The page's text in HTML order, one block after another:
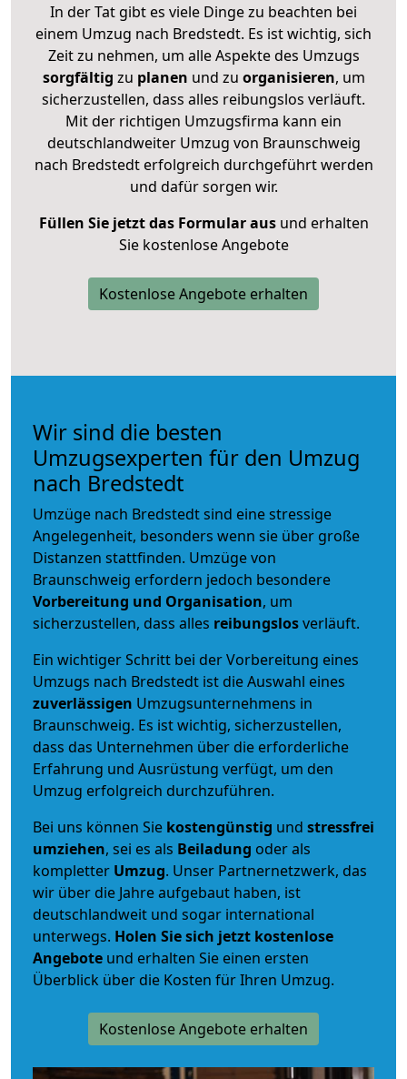
In der Tat gibt es viele Dinge zu beachten bei
einem Umzug nach Bredstedt. Es ist wichtig, sich
Zeit zu nehmen, um alle Aspekte des Umzugs
sorgfältig zu planen und zu organisieren, um
sicherzustellen, dass alles reibungslos verläuft.
Mit der richtigen Umzugsfirma kann ein
deutschlandweiter Umzug von Braunschweig
nach Bredstedt erfolgreich durchgeführt werden
und dafür sorgen wir.
Füllen Sie jetzt das Formular ausund erhalten
Sie kostenlose Angebote
Kostenlose Angebote erhalten
Wir sind die besten
Umzugsexperten für den Umzug
nach Bredstedt
Umzüge nach Bredstedt sind eine stressige
Angelegenheit, besonders wenn sie über große
Distanzen stattfinden. Umzüge von
Braunschweig erfordern jedoch besondere
Vorbereitung und Organisation, um
sicherzustellen, dass alles reibungslosverläuft.
Ein wichtiger Schritt bei der Vorbereitung eines
Umzugs nach Bredstedt ist die Auswahl eines
zuverlässigen Umzugsunternehmens in
Braunschweig. Es ist wichtig, sicherzustellen,
dass das Unternehmen über die erforderliche
Erfahrung und Ausrüstung verfügt, um den
Umzug erfolgreich durchzuführen.
Bei uns können Sie kostengünstig und stressfrei
umziehen, sei es als Beiladung oder als
kompletter Umzug. Unser Partnernetzwerk, das
wir über die Jahre aufgebaut haben, ist
deutschlandweit und sogar international
unterwegs. Holen Sie sich jetzt kostenlose
Angebote und erhalten Sie einen ersten
Überblick über die Kosten für Ihren Umzug.
Kostenlose Angebote erhalten